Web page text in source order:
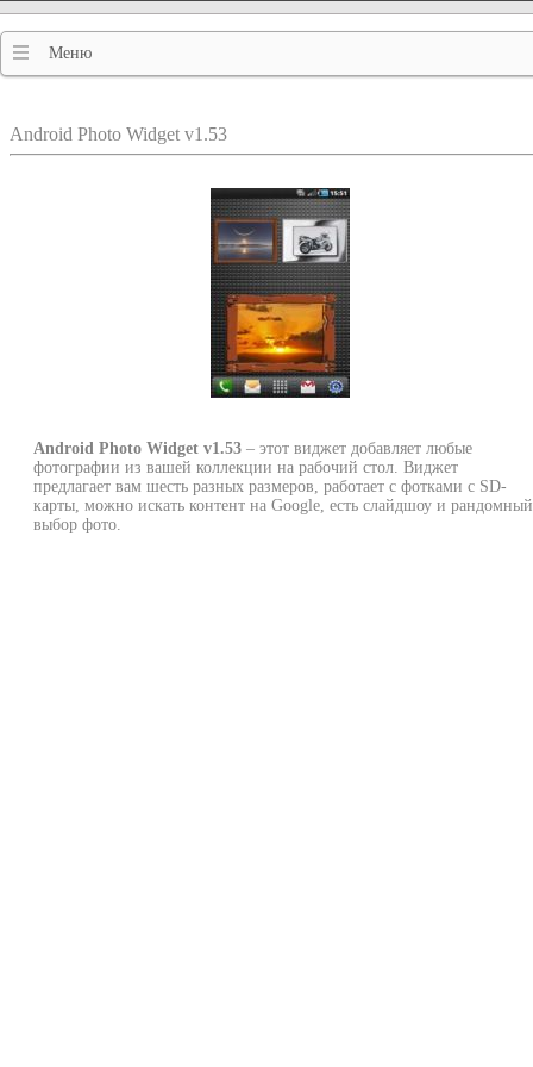
Меню
Android Photo Widget v1.53
Android Photo Widget v1.53 – этот виджет добавляет любые
фотографии из вашей коллекции на рабочий стол. Виджет
предлагает вам шесть разных размеров, работает с фотками с SD-
карты, можно искать контент на Google, есть слайдшоу и рандомный
выбор фото.